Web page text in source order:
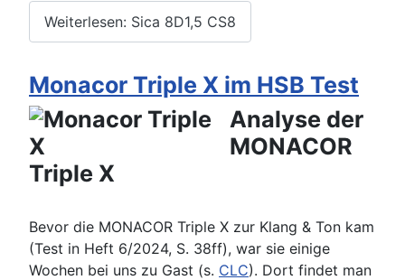
Weiterlesen: Sica 8D1,5 CS8
Monacor Triple X im HSB Test
Analyse der
MONACOR
Triple X
Bevor die MONACOR Triple X zur Klang & Ton kam
(Test in Heft 6/2024, S. 38ff), war sie einige
Wochen bei uns zu Gast (s. CLC). Dort findet man